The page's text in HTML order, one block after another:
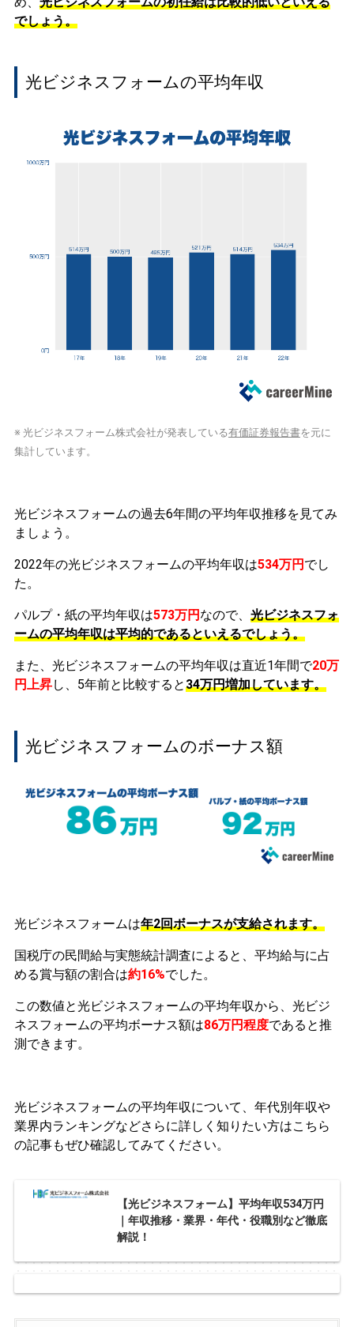
でしょう。
光ビジネスフォームの平均年収
※ 光ビジネスフォーム株式会社が発表している有価証券報告書を元に
集計しています。
光ビジネスフォームの過去6年間の平均年収推移を見てみ
ましょう。
2022年の光ビジネスフォームの平均年収は534万円 でし
た。
パルプ・紙の平均年収は573万円 なので、 光ビジネスフォ
ームの平均年収は平均的であるといえるでしょう。
また、光ビジネスフォームの平均年収は直近1年間で20万
円上昇し、5年前と比較すると34万円増加しています。
光ビジネスフォームのボーナス額
光ビジネスフォームは年2回ボーナスが支給されます。
国税庁の民間給与実態統計調査によると、平均給与に占
める賞与額の割合は約16%でした。
この数値と光ビジネスフォームの平均年収から、光ビジ
ネスフォームの平均ボーナス額は86万円程度であると推
測できます。
光ビジネスフォームの平均年収について、年代別年収や
業界内ランキングなどさらに詳しく知りたい方はこちら
の記事もぜひ確認してみてください。
【光ビジネスフォーム】平均年収534万円
｜年収推移・業界・年代・役職別など徹底
解説！